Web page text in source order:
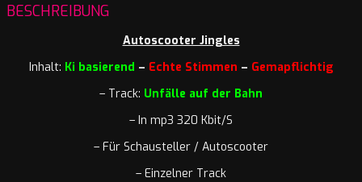
BESCHREIBUNG
Autoscooter Jingles
Inhalt: Ki basierend – Echte Stimmen – Gemapflichtig
– Track: Unfälle auf der Bahn
– In mp3 320 Kbit/S
– Für Schausteller / Autoscooter
– Einzelner Track